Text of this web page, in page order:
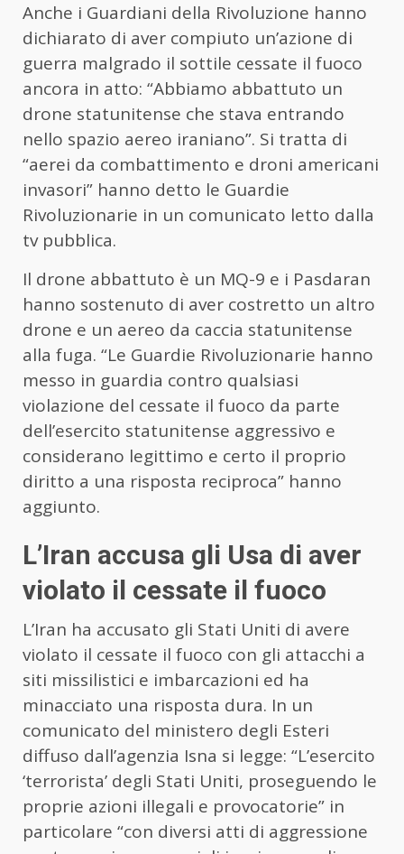
Anche i Guardiani della Rivoluzione hanno
dichiarato di aver compiuto un’azione di
guerra malgrado il sottile cessate il fuoco
ancora in atto: “Abbiamo abbattuto un
drone statunitense che stava entrando
nello spazio aereo iraniano”. Si tratta di
“aerei da combattimento e droni americani
invasori” hanno detto le Guardie
Rivoluzionarie in un comunicato letto dalla
tv pubblica.
Il drone abbattuto è un MQ-9 e i Pasdaran
hanno sostenuto di aver costretto un altro
drone e un aereo da caccia statunitense
alla fuga. “Le Guardie Rivoluzionarie hanno
messo in guardia contro qualsiasi
violazione del cessate il fuoco da parte
dell’esercito statunitense aggressivo e
considerano legittimo e certo il proprio
diritto a una risposta reciproca” hanno
aggiunto.
L’Iran accusa gli Usa di aver
violato il cessate il fuoco
L’Iran ha accusato gli Stati Uniti di avere
violato il cessate il fuoco con gli attacchi a
siti missilistici e imbarcazioni ed ha
minacciato una risposta dura. In un
comunicato del ministero degli Esteri
diffuso dall’agenzia Isna si legge: “L’esercito
‘terrorista’ degli Stati Uniti, proseguendo le
proprie azioni illegali e provocatorie” in
particolare “con diversi atti di aggressione